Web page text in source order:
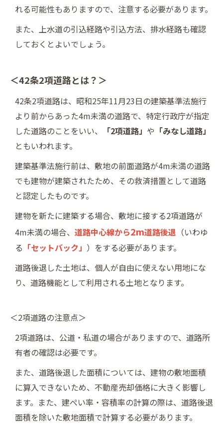
れる可能性もありますので、注意する必要があります。
また、上水道の引込経路や引込方法、排水経路も確認
しておくとよいでしょう。
＜42条2項道路とは？＞
42条2項道路は、昭和25年11月23日の建築基準法施行
より前からあった4m未満の道路で、特定行政庁が指定
した道路のことをいい、
「2項道路」 や 「みなし道路」
ともいわれます。
建築基準法施行前は、敷地の前面道路が4m未満の道路
でも建物が建築されたため、その救済措置として道路
と認定したものです。
建物を新たに建築する場合、敷地に接する2項道路が
4m未満の場合、 道路中心線から2m道路後退 （いわゆ
る 「セットバック」 ）をする必要があります。
道路後退した土地は、個人が自由に使えない用地にな
り、道路機能として利用される土地となります。
＜2項道路の注意点＞
2項道路は、公道・私道の場合がありますので、道路所
有者の確認は必要です。
また、道路後退した面積については、建物の敷地面積
に算入できないため、不動産売却価格に大きく影響し
ます。また、建ぺい率・容積率の計算の際は、道路後退
面積を除いた敷地面積で計算する必要があります。